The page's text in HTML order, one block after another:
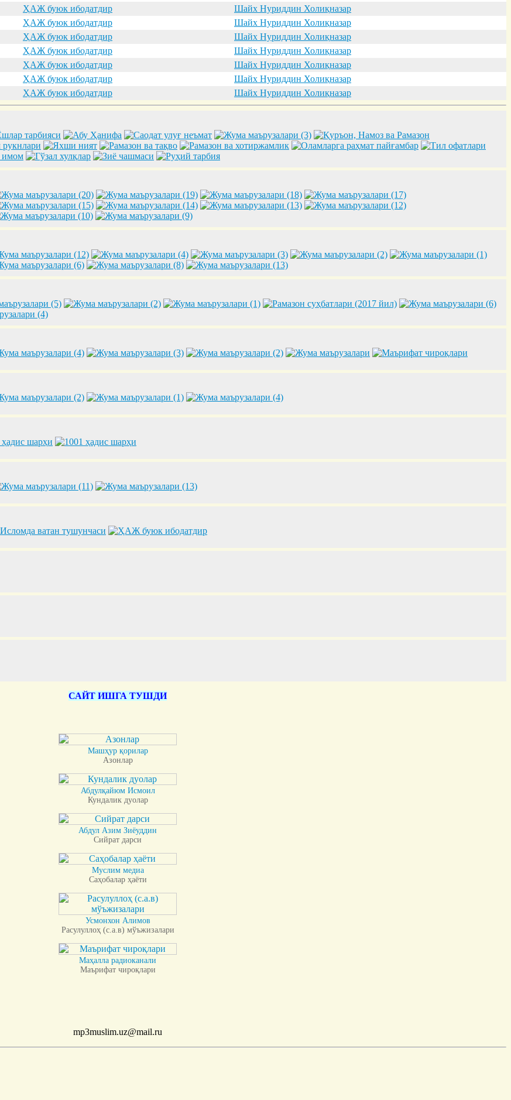
ҲАЖ буюк ибодатдир
Шайх Нуриддин Холиқназар
ҲАЖ буюк ибодатдир
Шайх Нуриддин Холиқназар
ҲАЖ буюк ибодатдир
Шайх Нуриддин Холиқназар
ҲАЖ буюк ибодатдир
Шайх Нуриддин Холиқназар
ҲАЖ буюк ибодатдир
Шайх Нуриддин Холиқназар
ҲАЖ буюк ибодатдир
Шайх Нуриддин Холиқназар
ҲАЖ буюк ибодатдир Шайх Нуриддин Холиқназар
САЙТ ИШГА ТУШДИ
Машҳур қорилар
Азонлар
Абдулқайюм Исмоил
Кундалик дуолар
Абдул Азим Зиёуддин
Сийрат дарси
Муслим медиа
Саҳобалар ҳаёти
Усмонхон Алимов
Расулуллоҳ (с.а.в) мўъжизалари
Маҳалла радиоканали
Маърифат чироқлари
mp3muslim.uz@mail.ru